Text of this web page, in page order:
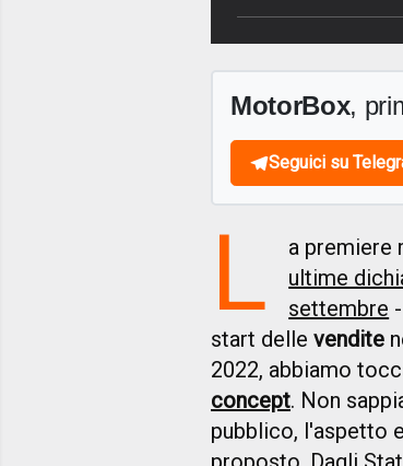
MotorBox,
Seguici su
L a premiere
ultime
settembre
start delle vendite
2022, abbiamo
concept. Non
pubblico, l'aspetto